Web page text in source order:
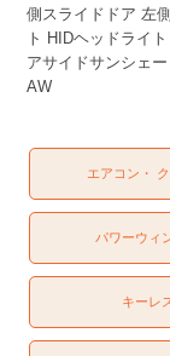
側スライドドア 左
ト HIDヘッドライ
アサイドサンシェ
AW
エアコン・
パワーウィ
キーレ